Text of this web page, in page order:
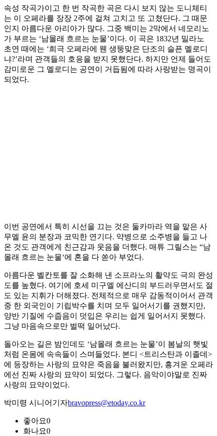
속성 작곡가이고 한 번 작곡한 곡은 다시 보지 않는 도니체티
는 이 오페라를 장장 2주에 걸쳐 고치고 또 고쳤단다. 그 때문
인지 아름다운 아리아가 많다. 그중 백미는 2막에서 네모리노
가 부르는 ‘남몰래 흐르는 눈물’이다. 이 곡은 1832년 밀라노
초연 때에는 ‘희극 오페라에 웬 생뚱맞은 단조의 슬픈 멜로디
냐?’라며 관객들의 호응을 받지 못했단다. 하지만 언제 들어도
감미로운 그 멜로디는 공연이 거듭됨에 따라 사랑받는 명곡이
되었다.
이번 공연에서 특히 시선을 끄는 것은 둘카마라 역을 맡은 사
무엘 윤의 분장과 코믹한 연기다. 약병으로 소주병을 들고 나
온 것도 관객에게 친근감과 웃음을 더했다. 매튜 그릴스는 “남
몰래 흐르는 눈물‘에 혼을 다 쏟아 부었다.
아름다운 벨칸토를 잘 소화해 낸 소프라노의 활약도 극의 완성
도를 높혔다. 여기에 호세 미구엘 에산디의 부드러우면서도 절
도 있는 지휘가 더해졌다. 전체적으로 매우 감동적이어서 관객
중 한 외국인이 기립박수를 치며 모두 일어서기를 권했지만,
양반 기질에 수줍음이 덧입은 우리는 쉽게 일어서지 못했다.
그냥 마음속으로만 벌떡 일어났다.
돌아오는 길은 밤인데도 ‘남몰래 흐르는 눈물’이 봄날의 햇빛
처럼 온몸에 속속들이 스며들었다. 본디 <트리스탄과 이졸데>
에 등장하는 사랑의 묘약은 죽음을 불러왔지만, 흥겨운 오페라
에선 진짜 사랑의 묘약이 되었다. 그렇다. 음악이야말로 진짜
사랑의 묘약이었다.
박미령 시니어기자bravopress@etoday.co.kr
좋아요0
화나요0